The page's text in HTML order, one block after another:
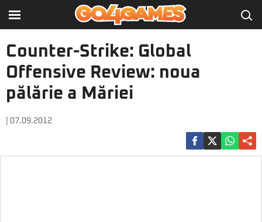
Counter-Strike: Global
Offensive Review: noua
pălărie a Măriei
| 07.09.2012